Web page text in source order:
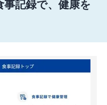
記録で、健康を